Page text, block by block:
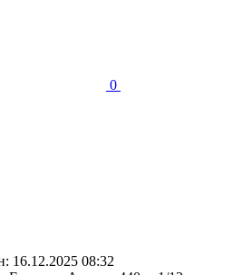
0
16.12.2025 08:32